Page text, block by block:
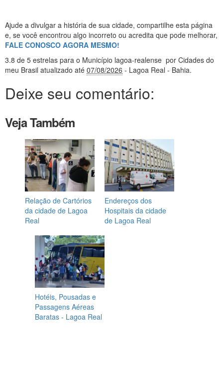
Ajude a divulgar a história de sua cidade, compartilhe esta página
e, se você encontrou algo incorreto ou acredita que pode melhorar,
FALE CONOSCO AGORA MESMO!
3.8 de 5 estrelas para o Município lagoa-realense por Cidades do
meu Brasil atualizado até 07/08/2026 - Lagoa Real - Bahia.
Deixe seu comentário:
Veja Também
Relação de Cartórios
da cidade de Lagoa
Real
Endereços dos
Hospitais da cidade
de Lagoa Real
Hotéis, Pousadas e
Passagens Aéreas
Baratas - Lagoa Real